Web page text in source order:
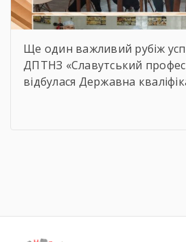
Ще один важливий рубіж
ДПТНЗ «Славутський
відбулася Державна
Кондитер». За кожною
Вітаємо майбутніх кухарів і